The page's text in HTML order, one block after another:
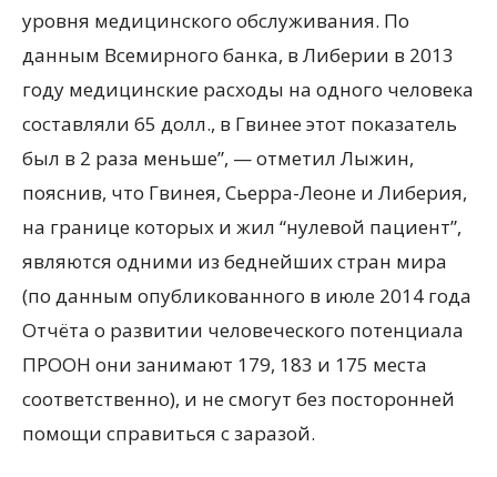
уровня медицинского обслуживания. По
данным Всемирного банка, в Либерии в 2013
году медицинские расходы на одного человека
составляли 65 долл., в Гвинее этот показатель
был в 2 раза меньше”, — отметил Лыжин,
пояснив, что Гвинея, Сьерра-Леоне и Либерия,
на границе которых и жил “нулевой пациент”,
являются одними из беднейших стран мира
(по данным опубликованного в июле 2014 года
Отчёта о развитии человеческого потенциала
ПРООН они занимают 179, 183 и 175 места
соответственно), и не смогут без посторонней
помощи справиться с заразой.